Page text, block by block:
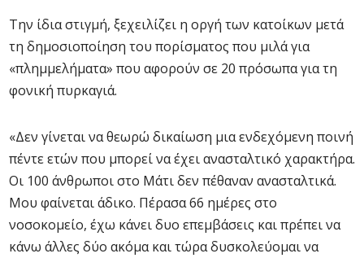
Την ίδια στιγμή, ξεχειλίζει η οργή των κατοίκων μετά
τη δημοσιοποίηση του πορίσματος που μιλά για
«πλημμελήματα» που αφορούν σε 20 πρόσωπα για τη
φονική πυρκαγιά.
«Δεν γίνεται να θεωρώ δικαίωση μια ενδεχόμενη ποινή
πέντε ετών που μπορεί να έχει ανασταλτικό χαρακτήρα.
Οι 100 άνθρωποι στο Μάτι δεν πέθαναν ανασταλτικά.
Μου φαίνεται άδικο. Πέρασα 66 ημέρες στο
νοσοκομείο, έχω κάνει δυο επεμβάσεις και πρέπει να
κάνω άλλες δύο ακόμα και τώρα δυσκολεύομαι να